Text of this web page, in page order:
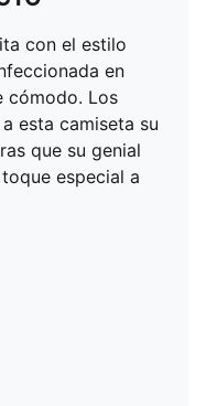
con el estilo
en
cómodo. Los
esta camiseta su
que su genial
especial a